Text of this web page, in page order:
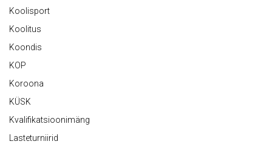
Koolisport
Koolitus
Koondis
KOP
Koroona
KÜSK
Kvalifikatsioonimäng
Lasteturniirid